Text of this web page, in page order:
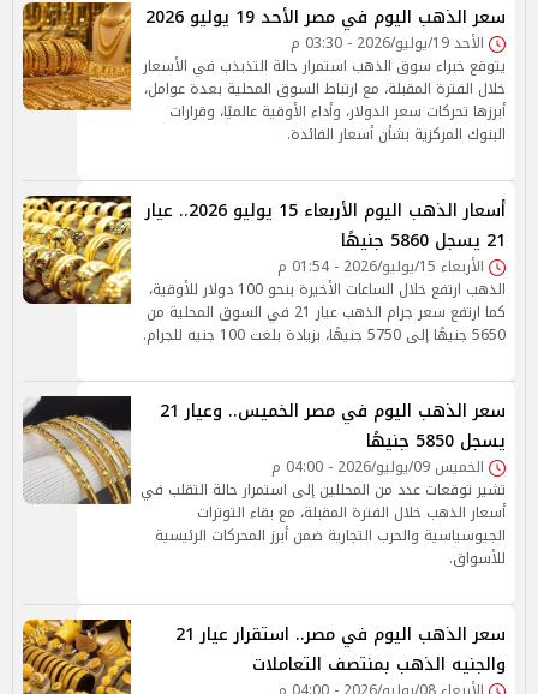
سعر الذهب اليوم في مصر الأحد 19 يوليو 2026
الأحد 19/يوليو/2026 - 03:30 م
يتوقع خبراء سوق الذهب استمرار حالة التذبذب في الأسعار
خلال الفترة المقبلة، مع ارتباط السوق المحلية بعدة عوامل،
أبرزها تحركات سعر الدولار، وأداء الأوقية عالميًا، وقرارات
البنوك المركزية بشأن أسعار الفائدة.
أسعار الذهب اليوم الأربعاء 15 يوليو 2026.. عيار
21 يسجل 5860 جنيهًا
الأربعاء 15/يوليو/2026 - 01:54 م
الذهب ارتفع خلال الساعات الأخيرة بنحو 100 دولار للأوقية،
كما ارتفع سعر جرام الذهب عيار 21 في السوق المحلية من
5650 جنيهًا إلى 5750 جنيهًا، بزيادة بلغت 100 جنيه للجرام.
سعر الذهب اليوم في مصر الخميس.. وعيار 21
يسجل 5850 جنيهًا
الخميس 09/يوليو/2026 - 04:00 م
تشير توقعات عدد من المحللين إلى استمرار حالة التقلب في
أسعار الذهب خلال الفترة المقبلة، مع بقاء التوترات
الجيوسياسية والحرب التجارية ضمن أبرز المحركات الرئيسية
للأسواق.
سعر الذهب اليوم في مصر.. استقرار عيار 21
والجنيه الذهب بمنتصف التعاملات